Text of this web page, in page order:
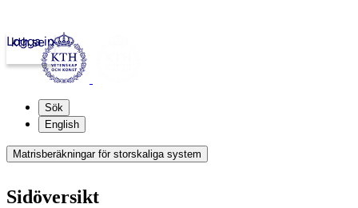
kth.se
Logga in
Sök
English
Matrisberäkningar för storskaliga system
Sidöversikt